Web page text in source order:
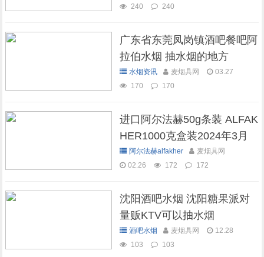
240
240
广东省东莞凤岗镇酒吧餐吧阿
拉伯水烟 抽水烟的地方
水烟资讯 麦烟具网
03.27
170
170
进口阿尔法赫50g条装 ALFAK
HER1000克盒装2024年3月
现货库存
阿尔法赫alfakher
麦烟具网
02.26
172 172
沈阳酒吧水烟 沈阳糖果派对
量贩KTV可以抽水烟
酒吧水烟 麦烟具网
12.28
103
103